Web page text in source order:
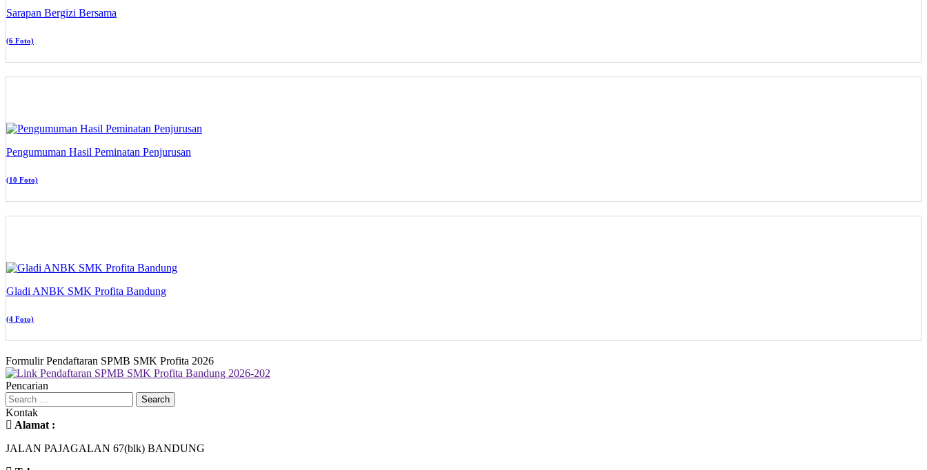
Sarapan Bergizi Bersama
(6 Foto)
Pengumuman Hasil Peminatan Penjurusan
(10 Foto)
Gladi ANBK SMK Profita Bandung
(4 Foto)
Formulir Pendaftaran SPMB SMK Profita 2026
Pencarian
Kontak
Alamat :
JALAN PAJAGALAN 67(blk) BANDUNG